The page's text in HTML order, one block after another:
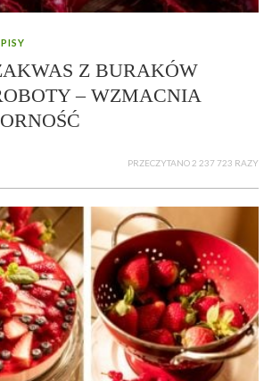
Z BURAKÓW
– WZMACNIA
PRZECZYTANO 2 237 723 RAZY